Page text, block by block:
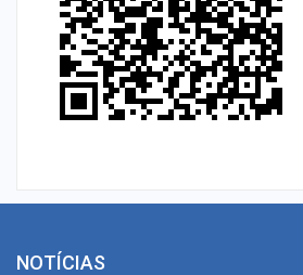
NOTÍCIAS